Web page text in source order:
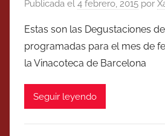
Publicada el 4 febrero, 2015 por
Estas son las Degustaciones
programadas para el mes de
la Vinacoteca de Barcelona
Seguir leyendo